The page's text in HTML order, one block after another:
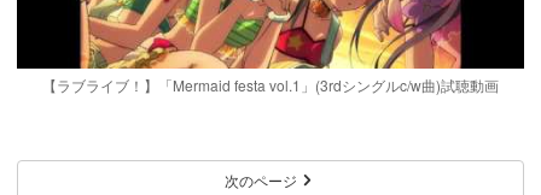
【ラブライブ！】「Mermaid festa vol.1」(3rdシングルc/w曲)試聴動画
次のページ